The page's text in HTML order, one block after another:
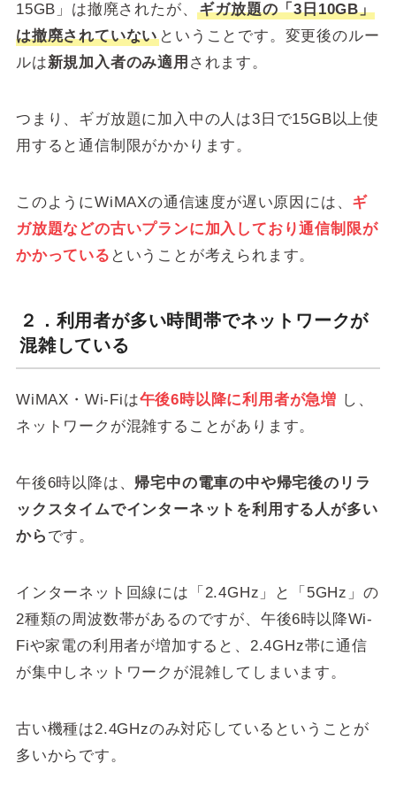
15GB」は撤廃されたが、ギガ放題の「3日10GB」
は撤廃されていない ということです。変更後のルー
ルは新規加入者のみ適用 されます。
つまり、ギガ放題に加入中の人は3日で15GB以上使
用すると通信制限がかかります。
このようにWiMAXの通信速度が遅い原因には、 ギ
ガ放題などの古いプランに加入しており通信制限が
かかっている ということが考えられます。
２．利用者が多い時間帯でネットワークが
混雑している
WiMAX・Wi-Fiは午後6時以降に利用者が急増 し、
ネットワークが混雑することがあります。
午後6時以降は、 帰宅中の電車の中や帰宅後のリラ
ックスタイムでインターネットを利用する人が多い
から です。
インターネット回線には「2.4GHz」と「5GHz」の
2種類の周波数帯があるのですが、午後6時以降Wi-
Fiや家電の利用者が増加すると、2.4GHz帯に通信
が集中しネットワークが混雑してしまいます。
古い機種は2.4GHzのみ対応しているということが
多いからです。